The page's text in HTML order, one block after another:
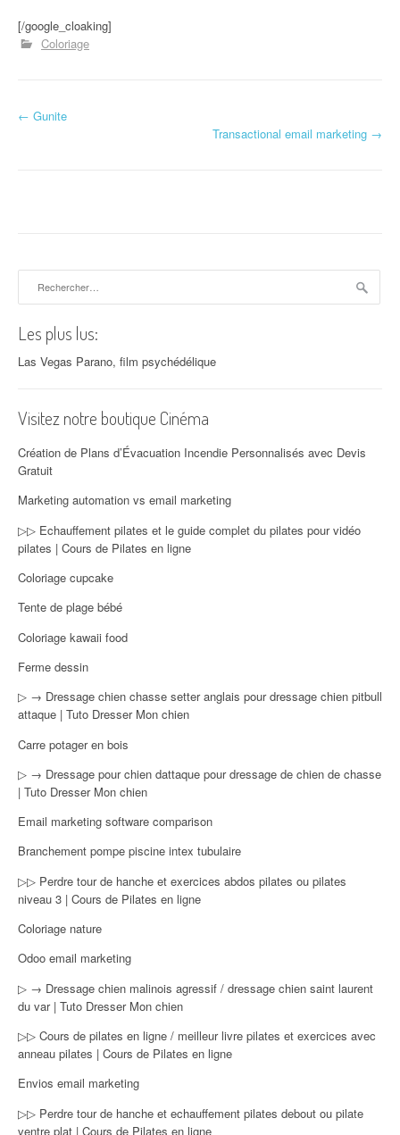
[/google_cloaking]
Coloriage
← Gunite
Transactional email marketing →
Les plus lus:
Las Vegas Parano, film psychédélique
Visitez notre boutique Cinéma
Création de Plans d’Évacuation Incendie Personnalisés avec Devis
Gratuit
Marketing automation vs email marketing
▷▷ Echauffement pilates et le guide complet du pilates pour vidéo
pilates | Cours de Pilates en ligne
Coloriage cupcake
Tente de plage bébé
Coloriage kawaii food
Ferme dessin
▷ → Dressage chien chasse setter anglais pour dressage chien pitbull
attaque | Tuto Dresser Mon chien
Carre potager en bois
▷ → Dressage pour chien dattaque pour dressage de chien de chasse
| Tuto Dresser Mon chien
Email marketing software comparison
Branchement pompe piscine intex tubulaire
▷▷ Perdre tour de hanche et exercices abdos pilates ou pilates
niveau 3 | Cours de Pilates en ligne
Coloriage nature
Odoo email marketing
▷ → Dressage chien malinois agressif / dressage chien saint laurent
du var | Tuto Dresser Mon chien
▷▷ Cours de pilates en ligne / meilleur livre pilates et exercices avec
anneau pilates | Cours de Pilates en ligne
Envios email marketing
▷▷ Perdre tour de hanche et echauffement pilates debout ou pilate
ventre plat | Cours de Pilates en ligne